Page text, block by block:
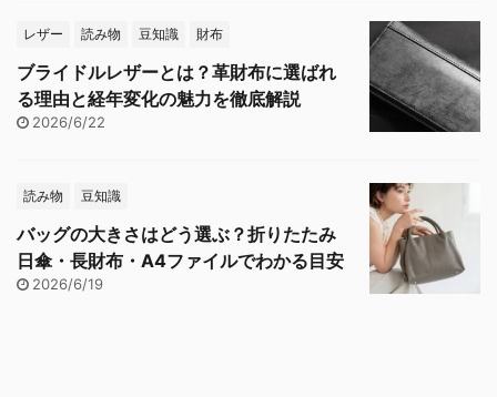
レザー 読み物 豆知識 財布
ブライドルレザーとは？革財布に選ばれ
る理由と経年変化の魅力を徹底解説
2026/6/22
読み物 豆知識
バッグの大きさはどう選ぶ？折りたたみ
日傘・長財布・A4ファイルでわかる目安
2026/6/19